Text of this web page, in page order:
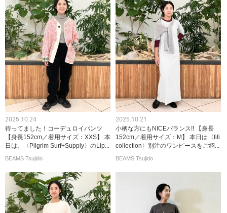
2025.10.24
待ってました！コーデュロイパンツ
【身長152cm／着用サイズ：XXS】 本
日は、〈Pilgrim Surf+Supply〉のLip...
BEAMS Tsujido
2025.10.21
小柄な方にもNICEバランス!! 【身長
152cm／着用サイズ：M】 本日は〈fifi
collection〉別注のワンピースをご紹...
BEAMS Tsujido